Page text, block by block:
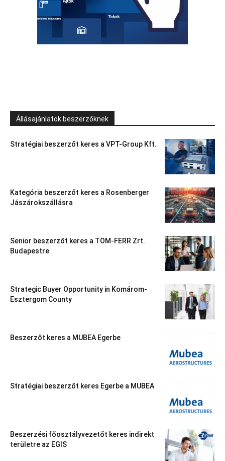
Állásajánlatok beszerzőknek
Stratégiai beszerzőt keres a VPT-Group Kft.
Kategória beszerzőt keres a Rosenberger
Jászárokszállásra
Senior beszerzőt keres a TOM-FERR Zrt.
Budapestre
Strategic Buyer Opportunity in Komárom-
Esztergom County
Beszerzőt keres a MUBEA Egerbe
Stratégiai beszerzőt keres Egerbe a MUBEA
Beszerzési főosztályvezetőt keres indirekt
területre az EGIS